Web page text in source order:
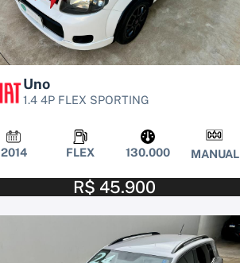
Uno
1.4 4P FLEX SPORTING
2014 FLEX 130.000 MANUAL
R$ 45.900